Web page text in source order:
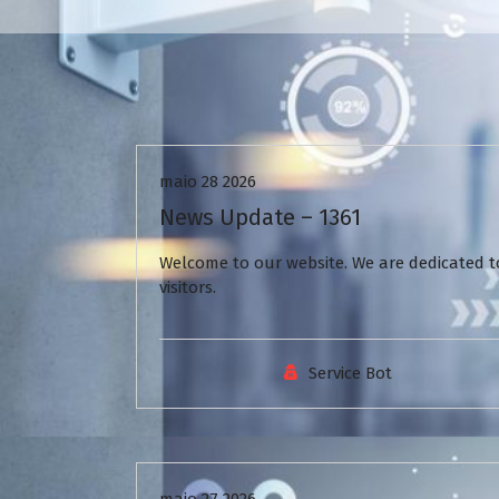
Uncategorized
maio 28 2026
News Update – 1361
Welcome to our website. We are
visitors.
Service Bot